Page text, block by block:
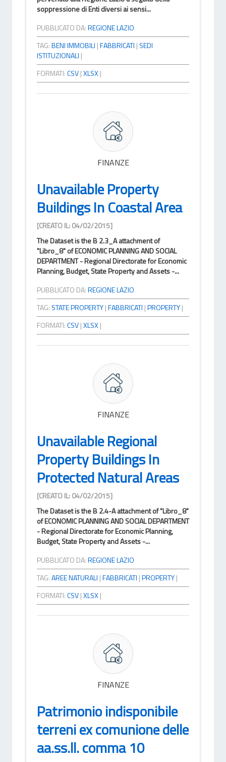
soppressione di Enti diversi ai sensi...
PUBBLICATO DA:REGIONE LAZIO
TAG:BENI IMMOBILI |FABBRICATI | SEDI
ISTITUZIONALI |
FORMATI:CSV|XLSX|
FINANZE
Unavailable Property
Buildings In Coastal Area
[CREATO IL: 04/02/2015]
The Dataset is the B 2.3_A attachment of
"Libro_8" of ECONOMIC PLANNING AND SOCIAL
DEPARTMENT - Regional Directorate for Economic
Planning, Budget, State Property and Assets -...
PUBBLICATO DA:REGIONE LAZIO
TAG: STATE PROPERTY|FABBRICATI |PROPERTY|
FORMATI:CSV|XLSX|
FINANZE
Unavailable Regional
Property Buildings In
Protected Natural Areas
[CREATO IL: 04/02/2015]
The Dataset is the B 2.4-A attachment of "Libro_8"
of ECONOMIC PLANNING AND SOCIAL DEPARTMENT
- Regional Directorate for Economic Planning,
Budget, State Property and Assets -...
PUBBLICATO DA:REGIONE LAZIO
TAG:AREE NATURALI |FABBRICATI |PROPERTY|
FORMATI:CSV|XLSX|
FINANZE
Patrimonio indisponibile
terreni ex comunione delle
aa.ss.ll. comma 10